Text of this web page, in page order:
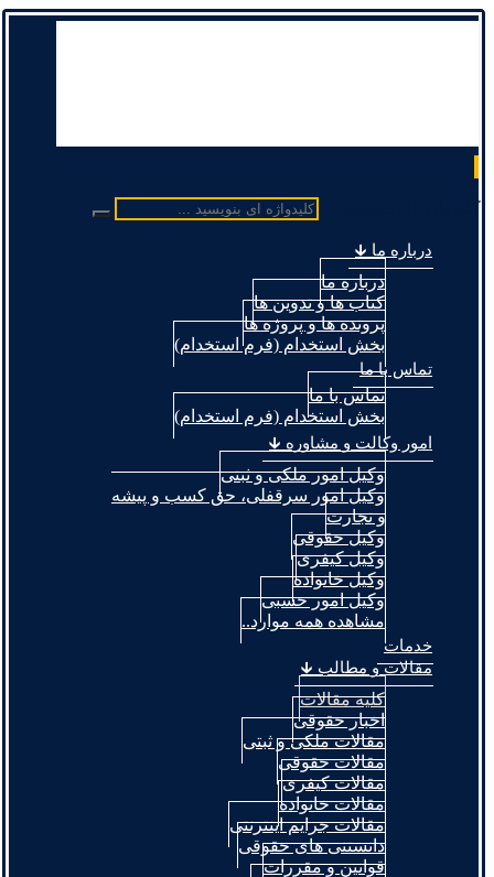
کلیدواژه ای بنویسید ...
درباره ما 🡳
درباره ما
کتاب ها و تدوین ها
پرونده ها و پروژه ها
بخش استخدام (فرم استخدام)
تماس با ما
تماس با ما
بخش استخدام (فرم استخدام)
امور وکالت و مشاوره 🡳
وکیل امور ملکی و ثبتی
وکیل امور سرقفلی، حق کسب و پیشه
و تجارت
وکیل حقوقی
وکیل کیفری
وکیل خانواده
وکیل امور حسبی
مشاهده همه موارد..
خدمات
مقالات و مطالب 🡳
کلیه مقالات
اخبار حقوقی
مقالات ملکی و ثبتی
مقالات حقوقی
مقالات کیفری
مقالات خانواده
مقالات جرایم اینترنتی
دانستنی های حقوقی
قوانین و مقررات